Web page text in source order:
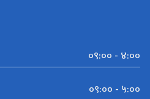
०९:०० - ४:००
०९:०० - ५:००